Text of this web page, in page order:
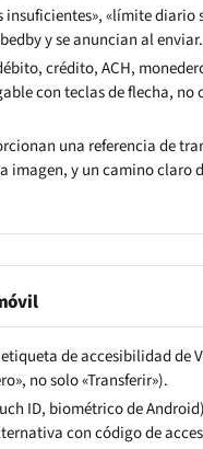
insuficientes», «límite diario
y se anuncian al enviar.
crédito, ACH,
con teclas de flecha, no
una referencia de
imagen, y un camino claro
de accesibilidad de
no solo «Transferir»).
ID, biométrico de
con código de